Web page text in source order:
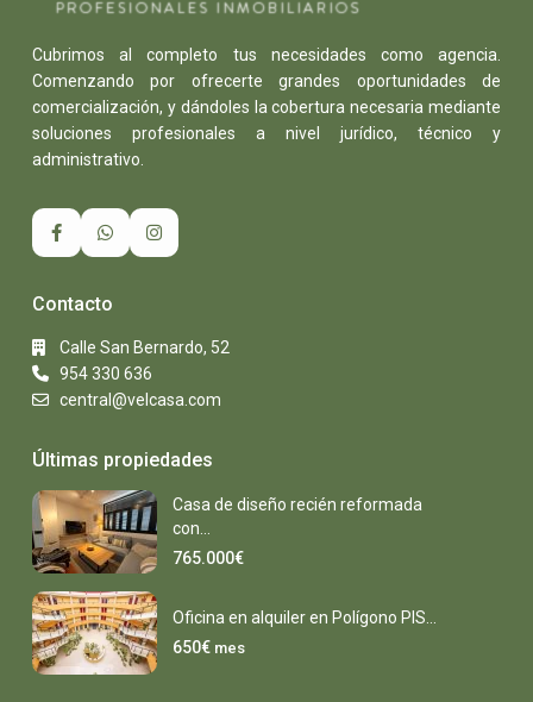
Cubrimos al completo tus necesidades como agencia.
Comenzando por ofrecerte grandes oportunidades de
comercialización, y dándoles la cobertura necesaria mediante
soluciones profesionales a nivel jurídico, técnico y
administrativo.
Contacto
Calle San Bernardo, 52
954 330 636
central@velcasa.com
Últimas propiedades
Casa de diseño recién reformada
con...
765.000€
Oficina en alquiler en Polígono PIS...
650€ mes